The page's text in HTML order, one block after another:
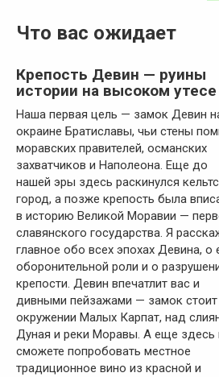
Что вас ожидает
Крепость Девин — руины
истории на высоком утесе
Наша первая цель — замок Девин
окраине Братиславы, чьи стены
моравских правителей, османских
захватчиков и Наполеона. Еще до
нашей эры здесь раскинулся
город, а позже крепость была
в историю Великой Моравии —
славянского государства. Я
главное обо всех эпохах Девина, о
оборонительной роли и о
крепости. Девин впечатлит вас и
дивными пейзажами — замок стоит
окружении Малых Карпат, над
Дуная и реки Моравы. А еще здесь
сможете попробовать местное
традиционное вино из красной и